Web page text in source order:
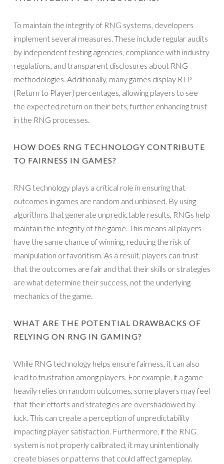
To maintain the integrity of RNG systems, developers
implement several measures. These include regular audits
by independent testing agencies, compliance with industry
regulations, and transparent disclosures about RNG
methodologies. Additionally, many games display RTP
(Return to Player) percentages, allowing players to see
the expected return on their bets, further enhancing trust
in the RNG processes.
HOW DOES RNG TECHNOLOGY CONTRIBUTE
TO FAIRNESS IN GAMES?
RNG technology plays a critical role in ensuring that
outcomes in games are random and unbiased. By using
algorithms that generate unpredictable results, RNGs help
maintain the integrity of the game. This means all players
have the same chance of winning, reducing the risk of
manipulation or favoritism. As a result, players can trust
that the outcomes are fair and that their skills or strategies
are what determine their success, not the underlying
mechanics of the game.
WHAT ARE THE POTENTIAL DRAWBACKS OF
RELYING ON RNG IN GAMING?
While RNG technology helps ensure fairness, it can also
lead to frustration among players. For example, if a game
heavily relies on random outcomes, some players may feel
that their efforts and strategies are overshadowed by
luck. This can create a perception of unpredictability
impacting player satisfaction. Furthermore, if the RNG
system is not properly calibrated, it may unintentionally
create biases or patterns that could affect gameplay.